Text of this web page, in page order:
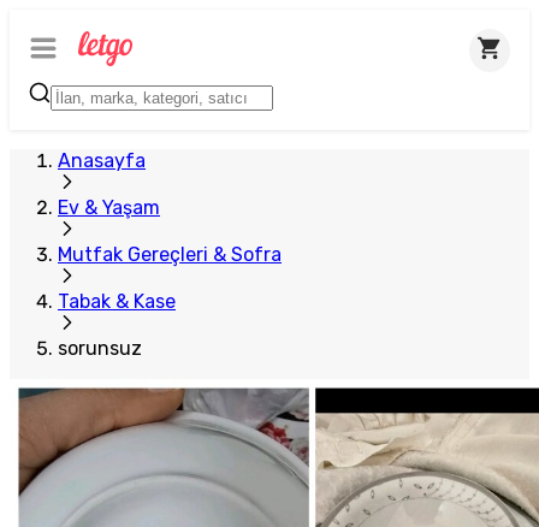
Anasayfa
Ev & Yaşam
Mutfak Gereçleri & Sofra
Tabak & Kase
sorunsuz